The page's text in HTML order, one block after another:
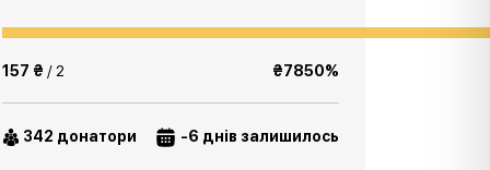
157 ₴ / 2 ₴7850%
342 донатори -6 днів залишилось